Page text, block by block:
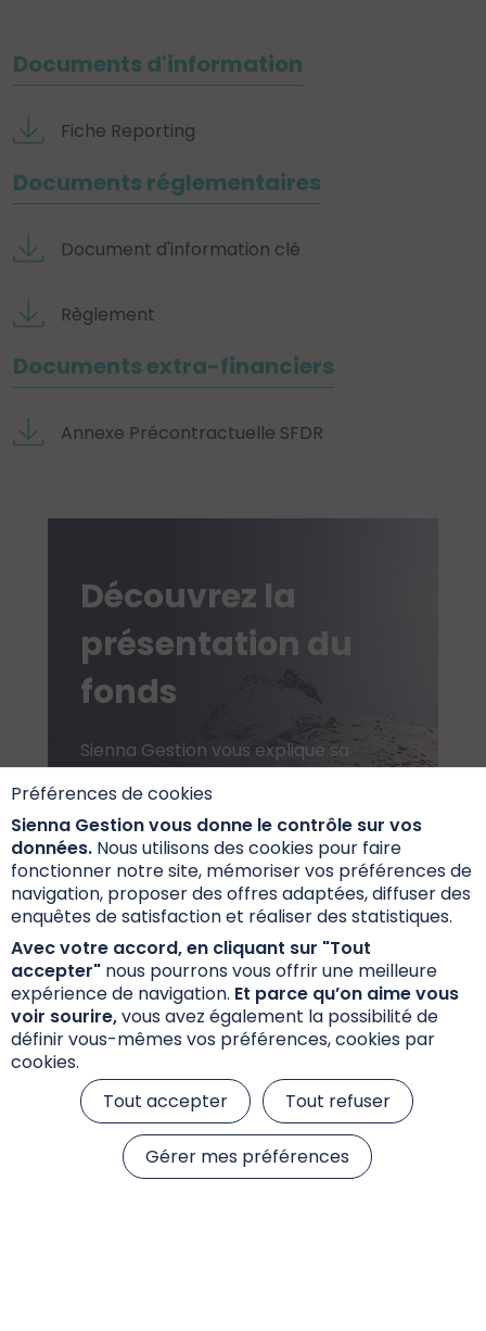
Préférences de cookies
Sienna Gestion vous donne le contrôle sur vos
données. Nous utilisons des cookies pour faire
fonctionner notre site, mémoriser vos préférences de
navigation, proposer des offres adaptées, diffuser des
enquêtes de satisfaction et réaliser des statistiques.
Avec votre accord, en cliquant sur "Tout
accepter" nous pourrons vous offrir une meilleure
expérience de navigation. Et parce qu’on aime vous
voir sourire,vous avez également la possibilité de
définir vous-mêmes vos préférences, cookies par
cookies.
Tout accepter
Tout refuser
Gérer mes préférences
Documents d'information
Fiche Reporting
Documents réglementaires
Document d'information clé
Règlement
Documents extra-financiers
Annexe Précontractuelle SFDR
Découvrez la
présentation du
fonds
Sienna Gestion vous explique sa
philosophie et la façon dont ses
équipes s'occupent de vos fonds
du quotidien.
Découvrir